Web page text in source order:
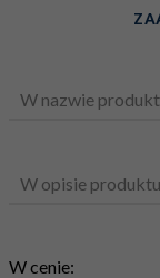
W nazwie
W opisie
W cenie: